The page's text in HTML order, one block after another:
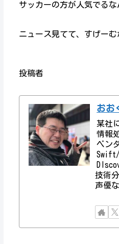
サッカーの方が人気でるな
ニュース見てて、すげーむ
投稿者
おお
某社
情報
ベン
Swift/
技術
声優